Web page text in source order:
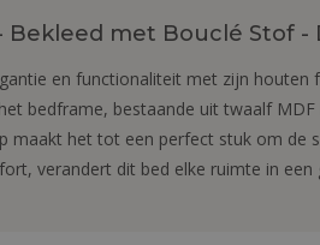
Bekleed met Bouclé Stof -
en functionaliteit met zijn houten
bedframe, bestaande uit twaalf
het tot een perfect stuk om de
verandert dit bed elke ruimte in een